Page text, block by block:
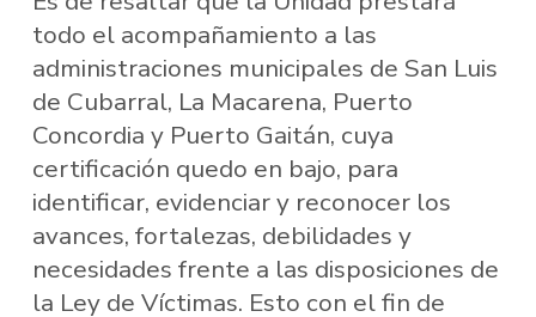
todo el acompañamiento a las
administraciones municipales de San Luis
de Cubarral, La Macarena, Puerto
Concordia y Puerto Gaitán, cuya
certificación quedo en bajo, para
identificar, evidenciar y reconocer los
avances, fortalezas, debilidades y
necesidades frente a las disposiciones de
la Ley de Víctimas. Esto con el fin de